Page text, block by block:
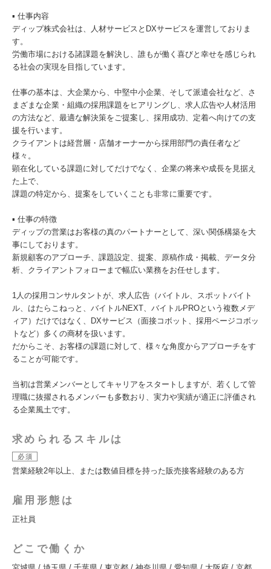
▪️ 仕事内容
ディップ株式会社は、人材サービスとDXサービスを運営しておりま
す。
労働市場における諸課題を解決し、誰もが働く喜びと幸せを感じられ
る社会の実現を目指しています。
仕事の基本は、大企業から、中堅中小企業、そして派遣会社など、さ
まざまな企業・組織の採用課題をヒアリングし、求人広告や人材活用
の方法など、最適な解決策をご提案し、採用成功、定着へ向けての支
援を行います。
クライアントは経営層・店舗オーナーから採用部門の責任者など
様々。
顕在化している課題に対してだけでなく、企業の将来や成長を見据え
た上で、
課題の特定から、提案をしていくことも非常に重要です。
▪️ 仕事の特徴
ディップの営業はお客様の真のパートナーとして、深い関係構築を大
事にしております。
新規顧客のアプローチ、課題設定、提案、原稿作成・掲載、データ分
析、クライアントフォローまで幅広い業務をお任せします。
1人の採用コンサルタントが、求人広告（バイトル、スポットバイト
ル、はたらこねっと、バイトルNEXT、バイトルPROという複数メデ
ィア）だけではなく、DXサービス（面接コボット、採用ページコボッ
トなど）多くの商材を扱います。
だからこそ、お客様の課題に対して、様々な角度からアプローチをす
ることが可能です。
当初は営業メンバーとしてキャリアをスタートしますが、若くして管
理職に抜擢されるメンバーも多数おり、実力や実績が適正に評価され
る企業風土です。
求められるスキルは
必須
営業経験2年以上、または数値目標を持った販売接客経験のある方
雇用形態は
正社員
どこで働くか